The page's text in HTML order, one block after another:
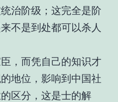
治阶级；这完全是阶
不是到处都可以杀人
而凭自己的知识才
地位，影响到中国社
区分，这是士的解